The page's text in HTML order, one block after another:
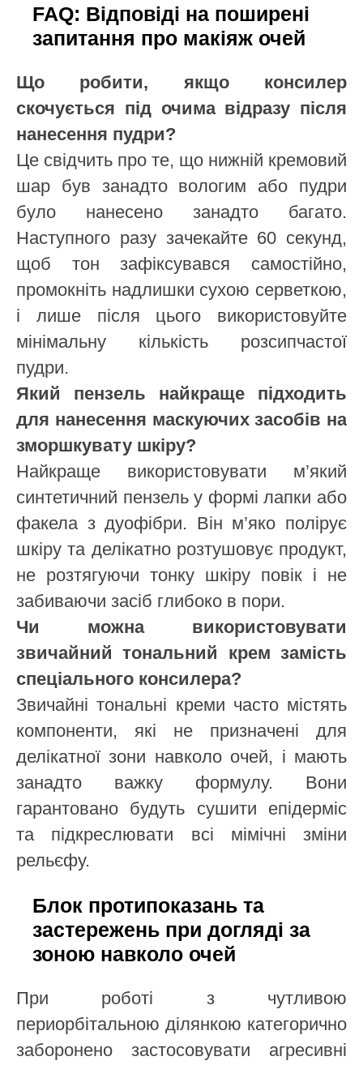
FAQ: Відповіді на поширені
запитання про макіяж очей
Що робити, якщо консилер
скочується під очима відразу після
нанесення пудри?
Це свідчить про те, що нижній кремовий
шар був занадто вологим або пудри
було нанесено занадто багато.
Наступного разу зачекайте 60 секунд,
щоб тон зафіксувався самостійно,
промокніть надлишки сухою серветкою,
і лише після цього використовуйте
мінімальну кількість розсипчастої
пудри.
Який пензель найкраще підходить
для нанесення маскуючих засобів на
зморшкувату шкіру?
Найкраще використовувати м’який
синтетичний пензель у формі лапки або
факела з дуофібри. Він м’яко полірує
шкіру та делікатно розтушовує продукт,
не розтягуючи тонку шкіру повік і не
забиваючи засіб глибоко в пори.
Чи можна використовувати
звичайний тональний крем замість
спеціального консилера?
Звичайні тональні креми часто містять
компоненти, які не призначені для
делікатної зони навколо очей, і мають
занадто важку формулу. Вони
гарантовано будуть сушити епідерміс
та підкреслювати всі мімічні зміни
рельєфу.
Блок протипоказань та
застережень при догляді за
зоною навколо очей
При роботі з чутливою
периорбітальною ділянкою категорично
заборонено застосовувати агресивні